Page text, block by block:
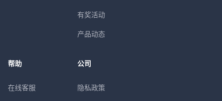
有奖活动
产品动态
帮助
在线客服
公司
隐私政策